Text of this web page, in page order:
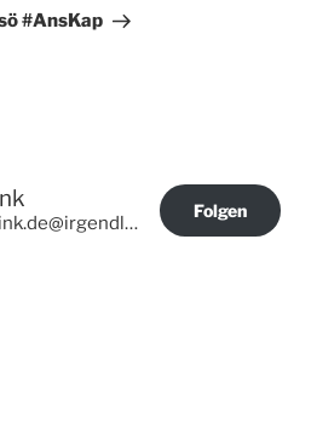
#AnsKap
@irgendlink.de@irgendlink.de
Folgen